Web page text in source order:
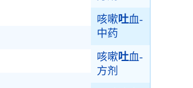
咳嗽吐血-
中药
咳嗽吐血-
方剂